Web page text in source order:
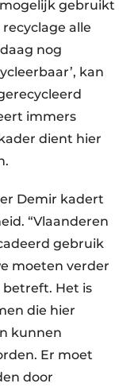
gebruikt
alle
nog
kan
immers
dient hier
Demir kadert
“Vlaanderen
gebruik
moeten verder
Het is
die hier
kunnen
Er moet
door